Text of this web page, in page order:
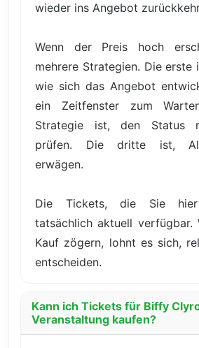
wieder ins Angebot
Wenn der Preis hoch
mehrere Strategien. Die erste
wie sich das Angebot
ein Zeitfenster zum
Strategie ist, den Status
prüfen. Die dritte ist,
erwägen.
Die Tickets, die Sie
tatsächlich aktuell verfügbar.
Kauf zögern, lohnt es sich,
entscheiden.
Kann ich Tickets für Biffy
Veranstaltung kaufen?